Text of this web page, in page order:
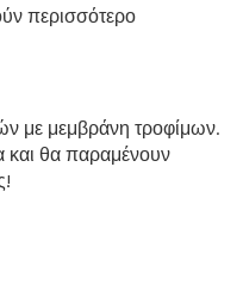
περισσότερο
με μεμβράνη τροφίμων.
και θα παραμένουν